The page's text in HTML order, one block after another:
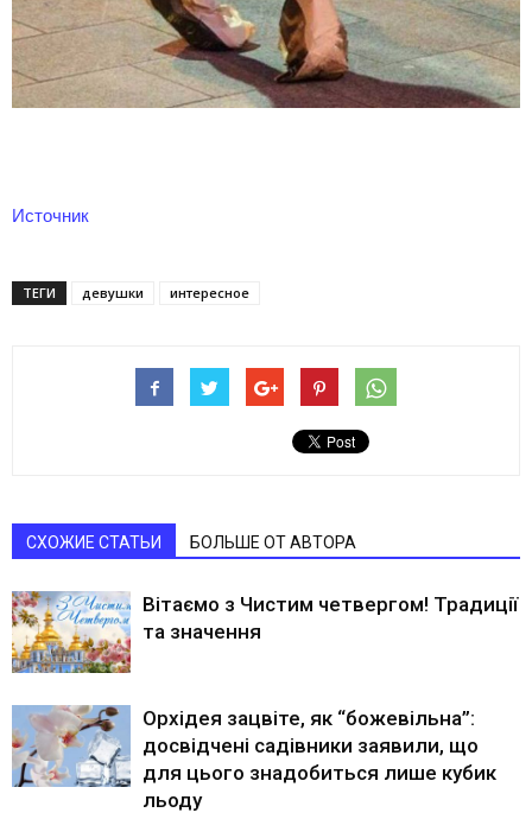
Источник
ТЕГИ девушки интересное
СХОЖИЕ СТАТЬИ БОЛЬШЕ ОТ АВТОРА
Вітаємо з Чистим четвергом! Традиції
та значення
Орхідея зацвіте, як “божевільна”:
досвідчені садівники заявили, що
для цього знадобиться лише кубик
льоду